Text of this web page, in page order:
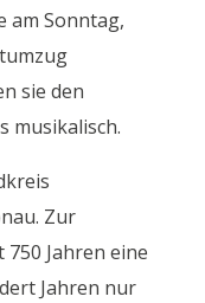
am Sonntag,
sie den
musikalisch.
Zur
Jahren eine
Jahren nur